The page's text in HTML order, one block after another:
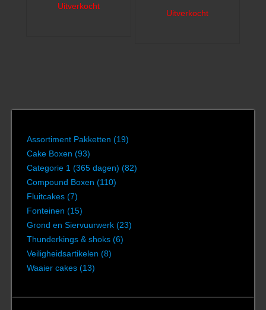
Uitverkocht
Uitverkocht
Assortiment Pakketten (19)
Cake Boxen (93)
Categorie 1 (365 dagen) (82)
Compound Boxen (110)
Fluitcakes (7)
Fonteinen (15)
Grond en Siervuurwerk (23)
Thunderkings & shoks (6)
Veiligheidsartikelen (8)
Waaier cakes (13)